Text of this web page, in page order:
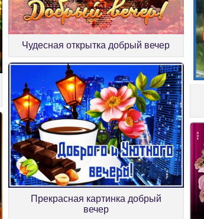
Чудесная открытка добрый вечер
Прекрасная картинка добрый
вечер